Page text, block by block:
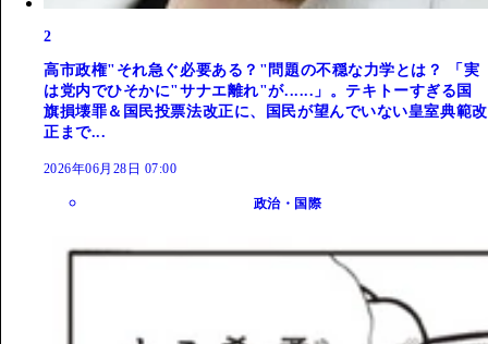
2
高市政権"それ急ぐ必要ある？"問題の不穏な力学とは？ 「実
は党内でひそかに"サナエ離れ"が......」。テキトーすぎる国
旗損壊罪＆国民投票法改正に、国民が望んでいない皇室典範改
正まで...
2026年06月28日 07:00
政治・国際